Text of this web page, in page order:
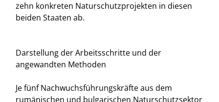
zehn konkreten Naturschutzprojekten in diesen
beiden Staaten ab.
Darstellung der Arbeitsschritte und der
angewandten Methoden
Je fünf Nachwuchsführungskräfte aus dem
rumänischen und bulgarischen Naturschutzsektor